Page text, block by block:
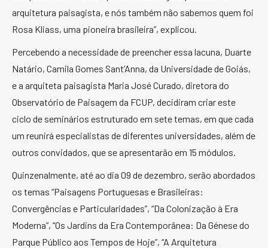
arquitetura paisagista, e nós também não sabemos quem foi
Rosa Kliass, uma pioneira brasileira”, explicou.
Percebendo a necessidade de preencher essa lacuna, Duarte
Natário, Camila Gomes Sant’Anna, da Universidade de Goiás,
e a arquiteta paisagista Maria José Curado, diretora do
Observatório de Paisagem da FCUP, decidiram criar este
ciclo de seminários estruturado em sete temas, em que cada
um reunirá especialistas de diferentes universidades, além de
outros convidados, que se apresentarão em 15 módulos.
Quinzenalmente, até ao dia 09 de dezembro, serão abordados
os temas “Paisagens Portuguesas e Brasileiras:
Convergências e Particularidades”, “Da Colonização à Era
Moderna”, “Os Jardins da Era Contemporânea: Da Génese do
Parque Público aos Tempos de Hoje”, “A Arquitetura